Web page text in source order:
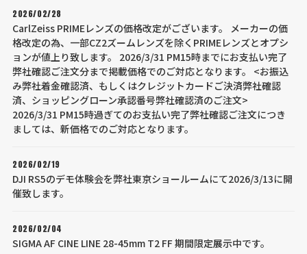
2026/02/28
CarlZeiss PRIMEレンズの価格改定がございます。 メーカーの価
格改定の為、一部CZ2ズームレンズを除くPRIMEレンズとオプシ
ョンが値上り致します。 2026/3/31 PM15時までにお支払い完了
弊社確認ご注文分まで掲載価格でのご対応となります。 <お振込
み弊社着金確認済、もしくはクレジットカードご決済弊社確認
済、ショッピングローン承認番号弊社確認済のご注文>
2026/3/31 PM15時過ぎてのお支払い完了弊社確認ご注文につき
ましては、新価格でのご対応となります。
2026/02/19
DJI RS5のデモ体験会を弊社東京ショールームにて2026/3/13に開
催致します。
2026/02/04
SIGMA AF CINE LINE 28-45mm T2 FF 期間限定展示中です。